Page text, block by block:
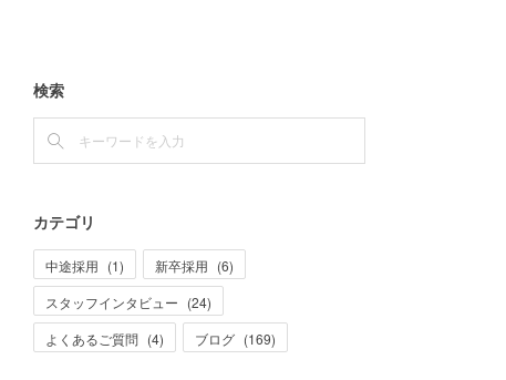
検索
カテゴリ
中途採用 (1) 新卒採用 (6)
スタッフインタビュー (24)
よくあるご質問 (4) ブログ (169)